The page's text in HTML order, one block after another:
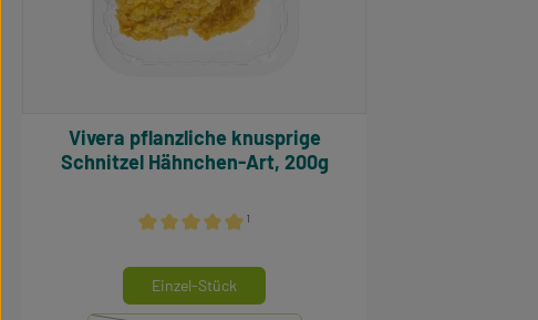
¹
Vivera pflanzliche knusprige
Schnitzel Hähnchen-Art, 200g
Mengeneinheiten auswählen
Einzel-Stück